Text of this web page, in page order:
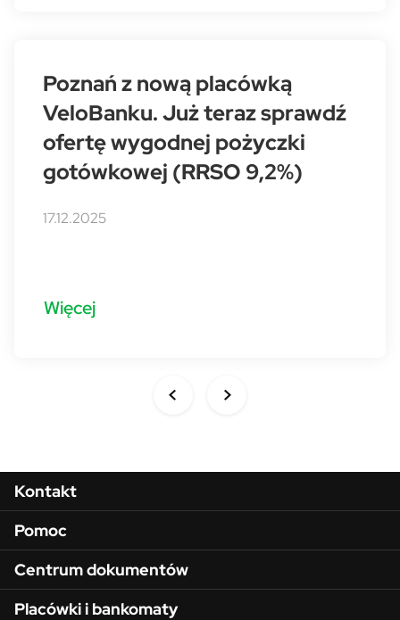
Poznań z nową placówką
VeloBanku. Już teraz sprawdź
ofertę wygodnej pożyczki
gotówkowej (RRSO 9,2%)
17.12.2025
Więcej
Menu w stopce
Kontakt
Pomoc
Centrum dokumentów
Placówki i bankomaty